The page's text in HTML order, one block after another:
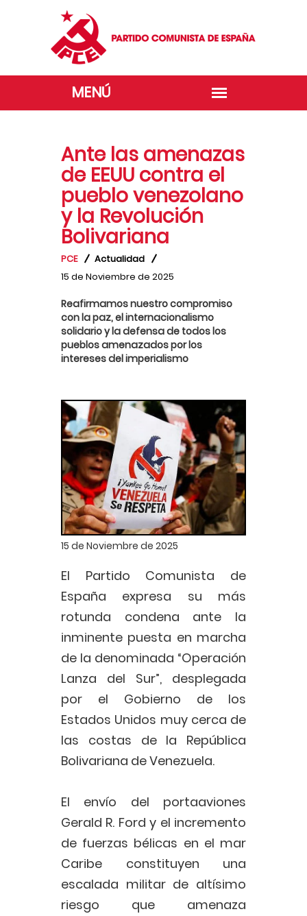
Ante las amenazas
de EEUU contra el
pueblo venezolano
y la Revolución
Bolivariana
PCE
Actualidad
15 de Noviembre de 2025
Reafirmamos nuestro compromiso
con la paz, el internacionalismo
solidario y la defensa de todos los
pueblos amenazados por los
intereses del imperialismo
15 de Noviembre de 2025
El Partido Comunista de
España expresa su más
rotunda condena ante la
inminente puesta en marcha
de la denominada “Operación
Lanza del Sur”, desplegada
por el Gobierno de los
Estados Unidos muy cerca de
las costas de la República
Bolivariana de Venezuela.
El envío del portaaviones
Gerald R. Ford y el incremento
de fuerzas bélicas en el mar
Caribe constituyen una
escalada militar de altísimo
riesgo que amenaza